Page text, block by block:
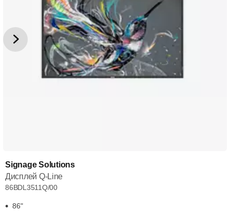
Signage Solutions
Дисплей Q-Line
86BDL3511Q/00
86"